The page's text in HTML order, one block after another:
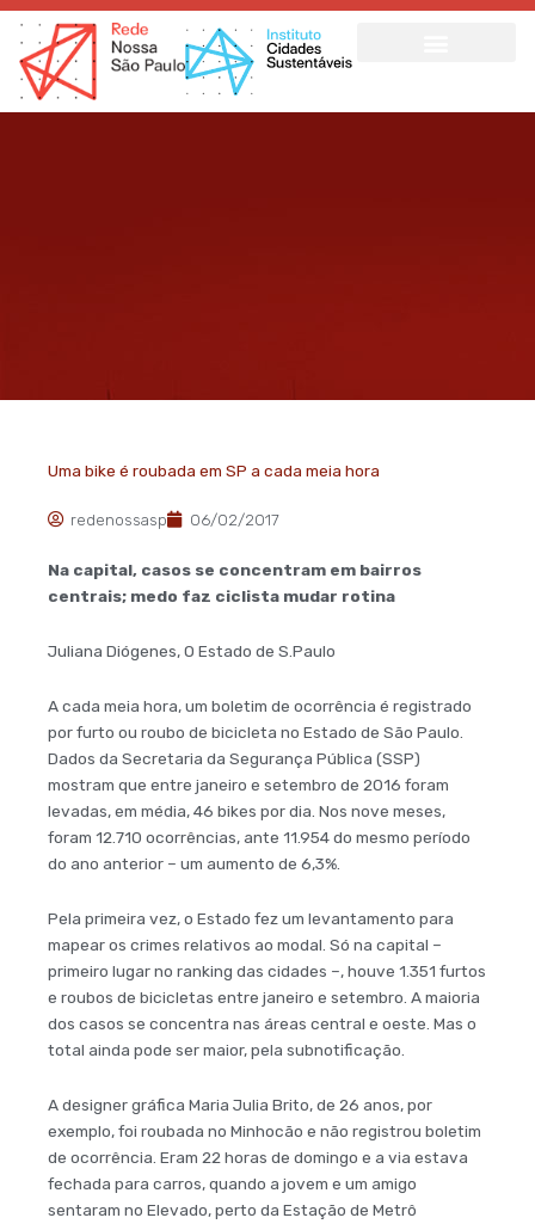
Ir
para
conteúdo
Uma bike é roubada em SP a cada meia hora
redenossasp 06/02/2017
Na capital, casos se concentram em bairros
centrais; medo faz ciclista mudar rotina
Juliana Diógenes, O Estado de S.Paulo
A cada meia hora, um boletim de ocorrência é registrado
por furto ou roubo de bicicleta no Estado de São Paulo.
Dados da Secretaria da Segurança Pública (SSP)
mostram que entre janeiro e setembro de 2016 foram
levadas, em média, 46 bikes por dia. Nos nove meses,
foram 12.710 ocorrências, ante 11.954 do mesmo período
do ano anterior – um aumento de 6,3%.
Pela primeira vez, o Estado fez um levantamento para
mapear os crimes relativos ao modal. Só na capital –
primeiro lugar no ranking das cidades –, houve 1.351 furtos
e roubos de bicicletas entre janeiro e setembro. A maioria
dos casos se concentra nas áreas central e oeste. Mas o
total ainda pode ser maior, pela subnotificação.
A designer gráfica Maria Julia Brito, de 26 anos, por
exemplo, foi roubada no Minhocão e não registrou boletim
de ocorrência. Eram 22 horas de domingo e a via estava
fechada para carros, quando a jovem e um amigo
sentaram no Elevado, perto da Estação de Metrô